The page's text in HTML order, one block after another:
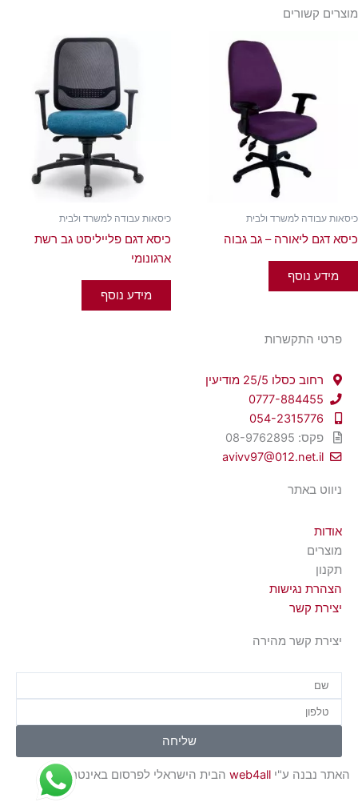
מוצרים קשורים
כיסאות עבודה למשרד ולבית
כיסא דגם ליאורה – גב גבוה
מידע נוסף
כיסאות עבודה למשרד ולבית
כיסא דגם פלייליסט גב רשת
ארגונומי
מידע נוסף
פרטי התקשרות
רחוב כסלו 25/5 מודיעין
0777-884455
054-2315776
פקס: 08-9762895
avivv97@012.net.il
ניווט באתר
אודות
מוצרים
תקנון
הצהרת נגישות
יצירת קשר
יצירת קשר מהירה
שם
טלפון
שליחה
האתר נבנה ע"י web4all הבית הישראלי לפרסום באינטרנט